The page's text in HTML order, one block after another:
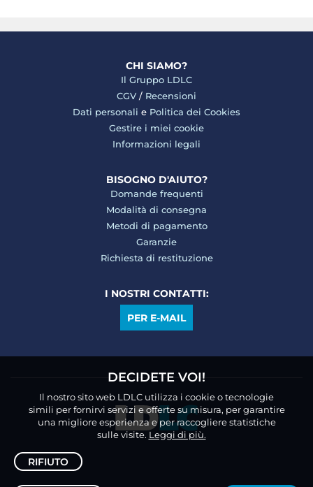
CHI SIAMO?
Il Gruppo LDLC
CGV / Recensioni
Dati personali e Politica dei Cookies
Gestire i miei cookie
Informazioni legali
BISOGNO D'AIUTO?
Domande frequenti
Modalità di consegna
Metodi di pagamento
Garanzie
Richiesta di restituzione
I NOSTRI CONTATTI:
PER E-MAIL
DECIDETE VOI!
Il nostro sito web LDLC utilizza i cookie o tecnologie
simili per fornirvi servizi e offerte su misura, per garantire
una migliore esperienza e per raccogliere statistiche
sulle visite. Leggi di più.
RIFIUTO